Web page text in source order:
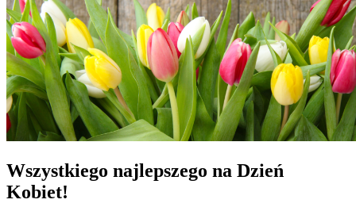
Wszystkiego najlepszego na Dzień
Kobiet!